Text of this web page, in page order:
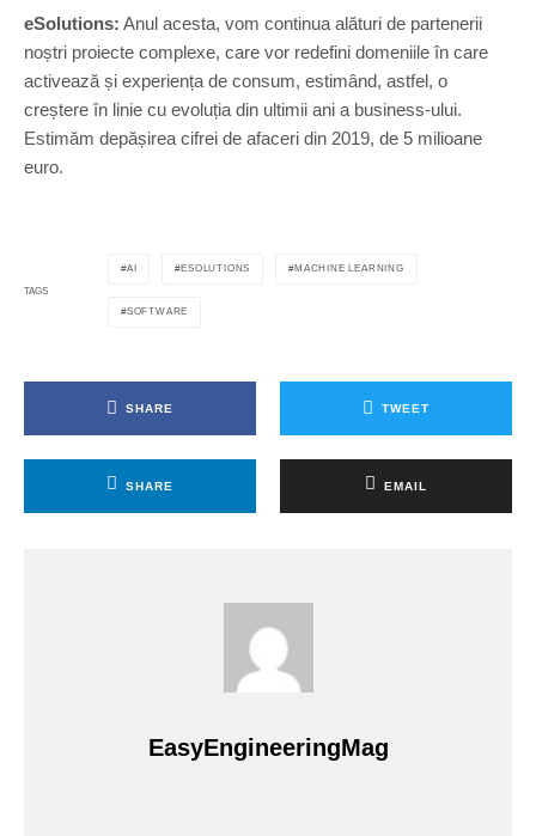
eSolutions: Anul acesta, vom continua alături de partenerii
noștri proiecte complexe, care vor redefini domeniile în care
activează și experiența de consum, estimând, astfel, o
creștere în linie cu evoluția din ultimii ani a business-ului.
Estimăm depășirea cifrei de afaceri din 2019, de 5 milioane
euro.
TAGS
AI ESOLUTIONS MACHINE LEARNING
SOFTWARE
SHARE TWEET
SHARE EMAIL
EasyEngineeringMag